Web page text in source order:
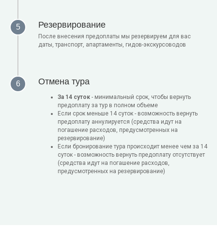
Резервирование
После внесения предоплаты мы резервируем для вас
даты, транспорт, апартаменты, гидов-экскурсоводов
Отмена тура
За 14 суток - минимальный срок, чтобы вернуть
предоплату за тур в полном объеме
Если срок меньше 14 суток - возможность вернуть
предоплату аннулируется (средства идут на
погашение расходов, предусмотренных на
резервирование)
Если бронирование тура происходит менее чем за 14
суток - возможность вернуть предоплату отсутствует
(средства идут на погашение расходов,
предусмотренных на резервирование)